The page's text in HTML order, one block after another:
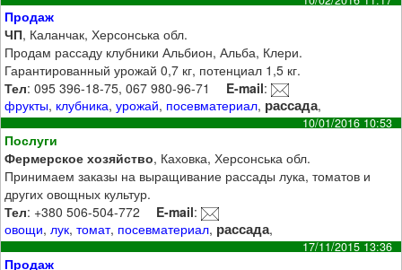
Продаж
ЧП, Каланчак, Херсонська обл.
Продам рассаду клубники Альбион, Альба, Клери.
Гарантированный урожай 0,7 кг, потенциал 1,5 кг.
Тел: 095 396-18-75, 067 980-96-71 E-mail:
фрукты, клубника,урожай, посевматериал, рассада,
10/01/2016 10:53
Послуги
Фермерское хозяйство, Каховка, Херсонська обл.
Принимаем заказы на выращивание рассады лука, томатов и
других овощных культур.
Тел: +380 506-504-772 E-mail:
овощи, лук,томат, посевматериал, рассада,
17/11/2015 13:36
Продаж